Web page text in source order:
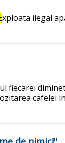
xploata ilegal
fiecarei
cafelei